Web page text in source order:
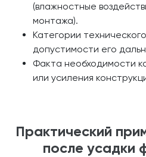
(влажностные
монтажа).
Категории
допустимости его
Факта необходимости
или усиления
Практический
после усадки